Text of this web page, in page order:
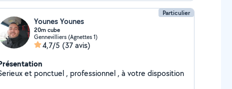
Particulier
Younes Younes
20m cube
Gennevilliers (Agnettes 1)
4,7/5 (37 avis)
Serieux et ponctuel , professionnel , à votre disposition